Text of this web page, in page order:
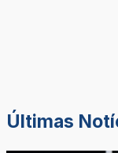
Últimas